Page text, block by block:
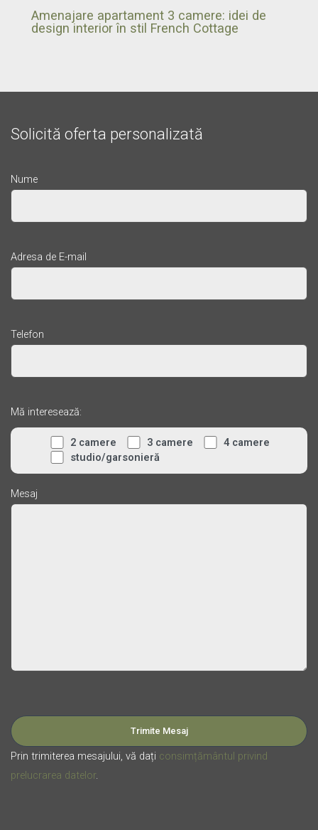
Amenajare apartament 3 camere: idei de
design interior în stil French Cottage
Solicită oferta personalizată
Nume
Adresa de E-mail
Telefon
Mă interesează:
2 camere 3 camere
4 camere
studio/garsonieră
Mesaj
Prin trimiterea mesajului, vă dați consimțământul privind
prelucrarea datelor.